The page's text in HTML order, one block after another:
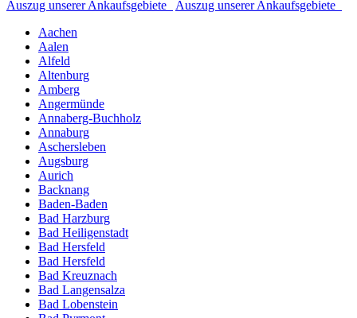
Auszug unserer Ankaufsgebiete
Auszug unserer Ankaufsgebiete
Aachen
Aalen
Alfeld
Altenburg
Amberg
Angermünde
Annaberg-Buchholz
Annaburg
Aschersleben
Augsburg
Aurich
Backnang
Baden-Baden
Bad Harzburg
Bad Heiligenstadt
Bad Hersfeld
Bad Hersfeld
Bad Kreuznach
Bad Langensalza
Bad Lobenstein